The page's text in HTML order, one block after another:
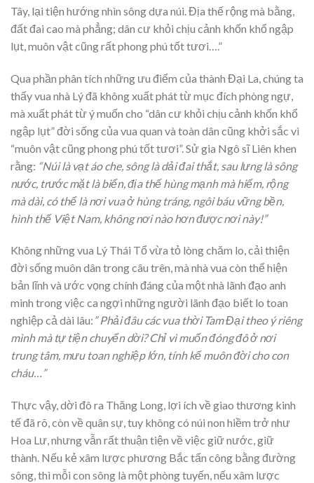
Tây, lại tiện hướng nhìn sông dựa núi. Địa thế rộng mà bằng,
đất đai cao mà phẳng; dân cư khỏi chịu cảnh khốn khổ ngập
lụt, muôn vật cũng rất phong phú tốt tươi….”
Qua phần phân tích những ưu điểm của thành Đại La, chúng ta
thấy vua nhà Lý đã không xuất phát từ mục đích phòng ngự,
mà xuất phát từ ý muốn cho “dân cư khỏi chịu cảnh khốn khổ
ngập lụt” đời sống của vua quan và toàn dân cũng khởi sắc vì
“muôn vật cũng phong phú tốt tươi”. Sử gia Ngô sĩ Liên khen
rằng: “Núi là vạt áo che, sông là dải đai thắt, sau lưng là sông
nước, trước mặt là biển, địa thế hùng mạnh mà hiểm, rộng
mà dài, có thể là nơi vua ở hùng tráng, ngôi báu vững bền,
hình thế Việt Nam, không nơi nào hơn được nơi này!”
Không những vua Lý Thái Tổ vừa tỏ lòng chăm lo, cải thiện
đời sống muôn dân trong câu trên, mà nhà vua còn thể hiện
bản lĩnh và ước vọng chính đáng của một nhà lãnh đạo anh
minh trong việc ca ngợi những người lãnh đạo biết lo toan
nghiệp cả dài lâu: ” Phải đâu các vua thời Tam Đại theo ý riêng
mình mà tự tiện chuyển dời? Chỉ vì muốn đóng đô ở nơi
trung tâm, mưu toan nghiệp lớn, tính kế muôn đời cho con
cháu…”
Thực vậy, dời đô ra Thăng Long, lợi ích về giao thương kinh
tế đã rõ, còn về quân sự, tuy không có núi non hiềm trở như
Hoa Lư, nhưng vẫn rất thuận tiện về việc giữ nước, giữ
thành. Nếu kẻ xâm lược phương Bắc tấn công bằng đường
sông, thì mỗi con sông là một phòng tuyến, nếu xâm lược